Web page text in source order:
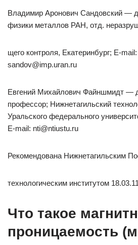
Владимир Аронович Сандовский —
физики металлов РАН, отд.
щего контроля, Екатеринбург; E-
sandov@imp.uran.ru
Евгений Михайлович Файншмидт —
профессор; Нижнетагильский
Уральского федерального
E-mail: nti@ntiustu.ru
Рекомендована Нижнетагильским
технологическим институтом 18.03.11
Что такое
проницаемость